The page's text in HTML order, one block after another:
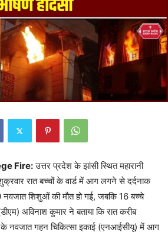
Fire:उत्तर प्रदेश के झांसी स्थित महारानी
रात बच्चों के वार्ड में आग लगने से दर्दनाक
शिशुओं की मौत हो गई, जबकि 16 बच्चे
अविनाश कुमार ने बताया कि रात करीब
गहन चिकित्सा इकाई (एनआईसीयू) में आग